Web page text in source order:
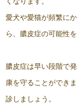
愛犬や愛猫が頻繁に
ら、膿皮症の可能性
膿皮症は早い段階で
康を守ることができ
診しましょう。